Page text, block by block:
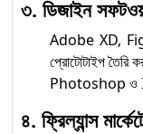
৩. ডিজাইন
Adobe XD,
প্রোটোটাইপ তৈরি
Photoshop ও
৪. ফ্রিল্যান্স